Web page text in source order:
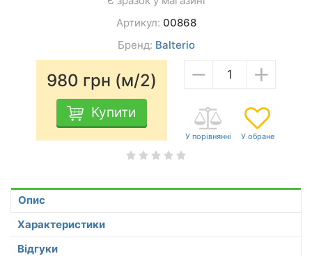
Артикул: 00868
Бренд: Balterio
980 грн (м/2)
Купити
− +
Опис
Характеристики
Відгуки